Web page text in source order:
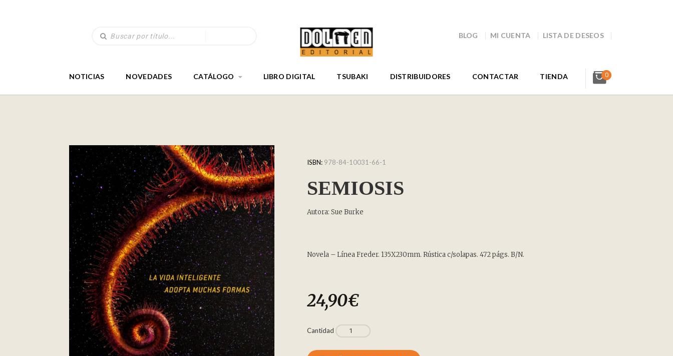
BLOG MI CUENTA LISTA DE DESEOS
NOTICIAS NOVEDADES CATÁLOGO LIBRO DIGITAL TSUBAKI DISTRIBUIDORES CONTACTAR TIENDA 0
ISBN: 978-84-10031-66-1
SEMIOSIS
Autora: Sue Burke
Novela – Línea Freder. 135X230mm. Rústica c/solapas. 472 págs. B/N.
24,90€
Cantidad